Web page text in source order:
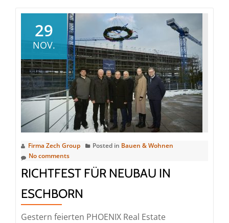
29
NOV.
Firma Zech Group Posted in Bauen & Wohnen
No comments
RICHTFEST FÜR NEUBAU IN
ESCHBORN
Gestern feierten PHOENIX Real Estate